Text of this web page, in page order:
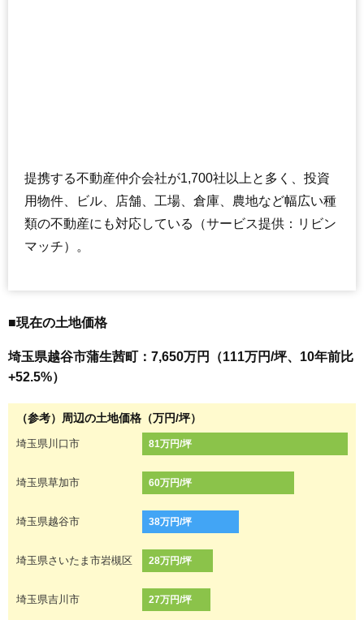
提携する不動産仲介会社が1,700社以上と多く、投資
用物件、ビル、店舗、工場、倉庫、農地など幅広い種
類の不動産にも対応している（サービス提供：リビン
マッチ）。
■現在の土地価格
埼玉県越谷市蒲生茜町：7,650万円（111万円/坪、10年前比
+52.5%）
（参考）周辺の土地価格（万円/坪）
埼玉県川口市 81万円/坪
埼玉県草加市 60万円/坪
埼玉県越谷市 38万円/坪
埼玉県さいたま市岩槻区 28万円/坪
埼玉県吉川市 27万円/坪